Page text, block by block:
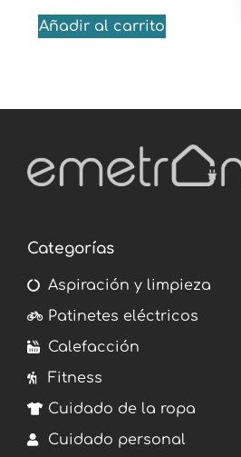
Añadir al carrito
Categorías
Aspiración y limpieza
Patinetes eléctricos
Calefacción
Fitness
Cuidado de la ropa
Cuidado personal